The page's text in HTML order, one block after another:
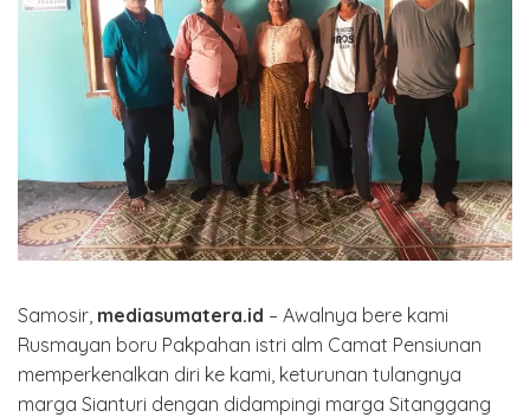
Samosir, mediasumatera.id – Awalnya bere kami
Rusmayan boru Pakpahan istri alm Camat Pensiunan
memperkenalkan diri ke kami, keturunan tulangnya
marga Sianturi dengan didampingi marga Sitanggang